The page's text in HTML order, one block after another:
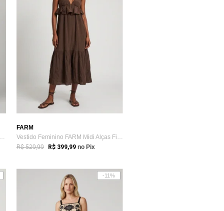
Longo Floral Decote V Branco
FARM
Vestido Feminino FARM Midi Alças Finas Marrom
R$ 529,99 R$ 399,99 no Pix
-11%